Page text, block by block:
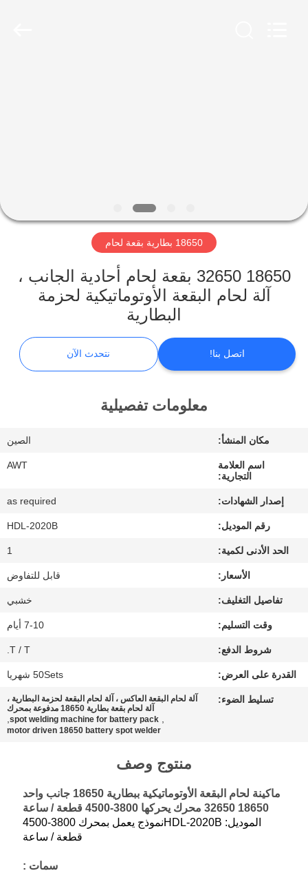
جولة
المصنع
الجودة
نتحدث
الموقع
PRIVACY
POLICY
18650 بطارية بقعة لحام
18650 32650 بقعة لحام أحادية الجانب ،
آلة لحام البقعة الأوتوماتيكية لحزمة
البطارية
اتصل بنا! نتحدث الآن
معلومات تفصيلية
مكان المنشأ: الصين
اسم العلامة
التجارية:
AWT
إصدار الشهادات: as required
رقم الموديل: HDL-2020B
الحد الأدنى لكمية: 1
الأسعار: قابل للتفاوض
تفاصيل التغليف: خشبي
وقت التسليم: 7-10 أيام
شروط الدفع: T / T.
القدرة على العرض: 50Sets شهريا
تسليط الضوء:
آلة لحام البقعة العاكس ، آلة لحام البقعة لحزمة البطارية ،
آلة لحام بقعة بطارية 18650 مدفوعة بمحرك
spot welding machine for battery pack
,
motor driven 18650 battery spot welder
منتوج وصف
ماكينة لحام البقعة الأوتوماتيكية ببطارية 18650 جانب واحد
18650 32650 محرك يحركها 3800-4500 قطعة / ساعة
الموديل: HDL-2020B
نموذج يعمل بمحرك 3800-4500
قطعة / ساعة
سمات :